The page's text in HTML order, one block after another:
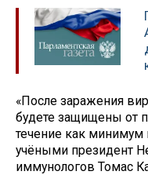
«После заражения
будете защищены от
течение как минимум
учёными президент
иммунологов Томас